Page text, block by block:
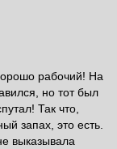
рабочий! На
но тот был
Так что,
запах, это есть.
выказывала